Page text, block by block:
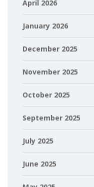
April 2026
January 2026
December 2025
November 2025
October 2025
September 2025
July 2025
June 2025